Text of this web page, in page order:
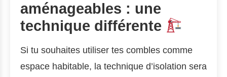
aménageables : une
technique différente
Si tu souhaites utiliser tes combles comme
espace habitable, la technique d’isolation sera